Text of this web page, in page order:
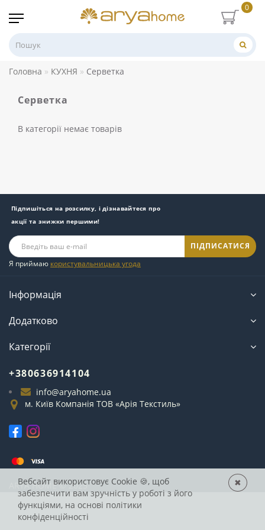
0
Головна КУХНЯ Серветка
Серветка
В категорії немає товарів
Підпишіться на розсилку, і дізнавайтеся про
акції та знижки першими!
ПІДПИСАТИСЯ
Я приймаю користувальницька угода
Інформація
Додатково
Категорії
+380636914104
info@aryahome.ua
м. Київ Компанія ТОВ «Арія Текстиль»
ARYAHOME © 2025
Вебсайт використовує Cookie 🍪, щоб
забезпечити вам зручність у роботі з його
функціями, на основі політики
конфіденційності
✖